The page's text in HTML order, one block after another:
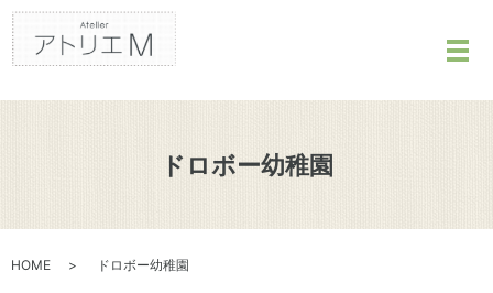
メ
ドロボー幼稚園
HOME ドロボー幼稚園